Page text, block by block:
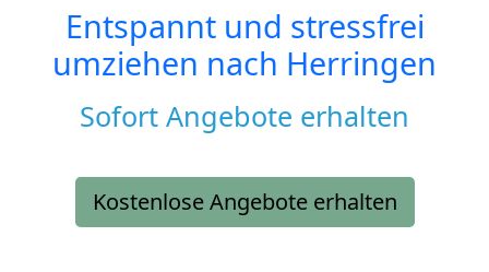
Entspannt und stressfrei
umziehen nach Herringen
Sofort Angebote erhalten
Kostenlose Angebote erhalten